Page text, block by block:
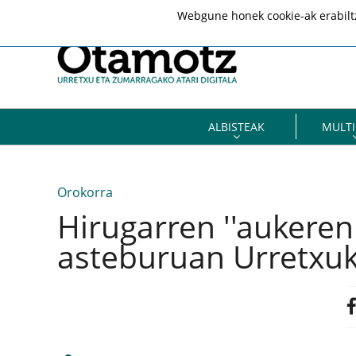
ALBISTEAK
Orokorra
Hirugarren
asteburuan
Webgune honek cookie-ak